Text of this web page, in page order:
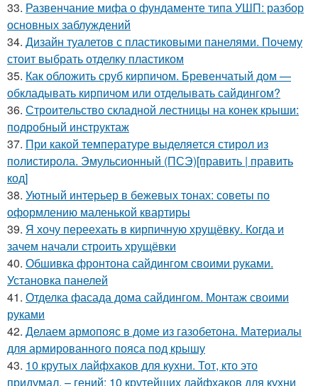
33. Развенчание мифа о фундаменте типа УШП: разбор
основных заблуждений
34. Дизайн туалетов с пластиковыми панелями. Почему
стоит выбрать отделку пластиком
35. Как обложить сруб кирпичом. Бревенчатый дом —
обкладывать кирпичом или отделывать сайдингом?
36. Строительство складной лестницы на конек крыши:
подробный инструктаж
37. При какой температуре выделяется стирол из
полистирола. Эмульсионный (ПСЭ)[править | править
код]
38. Уютный интерьер в бежевых тонах: советы по
оформлению маленькой квартиры
39. Я хочу переехать в кирпичную хрущёвку. Когда и
зачем начали строить хрущёвки
40. Обшивка фронтона сайдингом своими руками.
Установка панелей
41. Отделка фасада дома сайдингом. Монтаж своими
руками
42. Делаем армопояс в доме из газобетона. Материалы
для армированного пояса под крышу
43. 10 крутых лайфхаков для кухни. Тот, кто это
придумал, – гений: 10 крутейших лайфхаков для кухни